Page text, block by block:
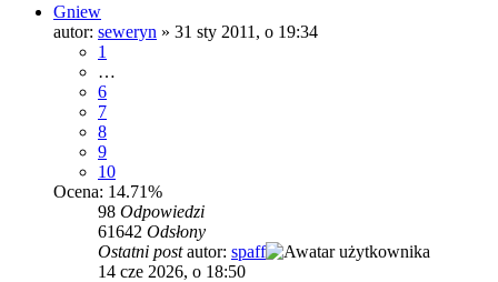
Gniew
autor: seweryn » 31 sty 2011, o 19:34
1
…
6
7
8
9
10
Ocena: 14.71%
98 Odpowiedzi
61642 Odsłony
Ostatni postautor: spaff
14 cze 2026, o 18:50